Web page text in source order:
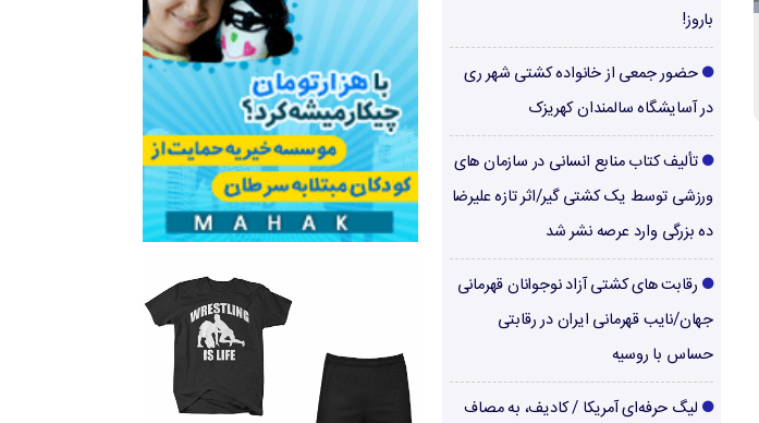
باروز!
حضور جمعی از خانواده کشتی شهر ری
در آسایشگاه سالمندان کهریزک
تألیف کتاب منابع انسانی در سازمان های
ورزشی توسط یک کشتی گیر/اثر تازه علیرضا
ده بزرگی وارد عرصه نشر شد
رقابت های کشتی آزاد نوجوانان قهرمانی
جهان/نایب قهرمانی ایران در رقابتی
حساس با روسیه
لیگ حرفه‌ای آمریکا / کادیف، به مصاف